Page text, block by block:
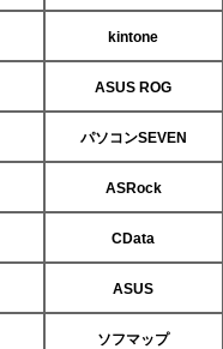
kintone
ASUS ROG
パソコンSEVEN
ASRock
CData
ASUS
ソフマップ